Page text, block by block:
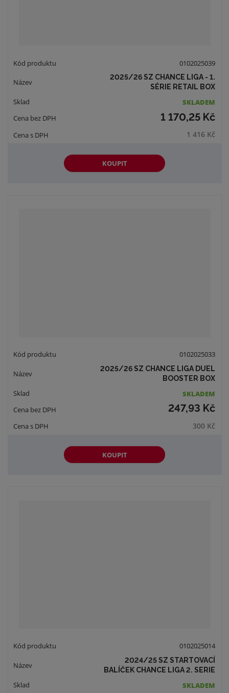
0102025039
2025/26 SZ CHANCE LIGA - 1.
SÉRIE RETAIL BOX
SKLADEM
1 170,25 Kč
1 416 Kč
KOUPIT
0102025033
2025/26 SZ CHANCE LIGA DUEL
BOOSTER BOX
SKLADEM
247,93 Kč
300 Kč
KOUPIT
0102025014
2024/25 SZ STARTOVACÍ
BALÍČEK CHANCE LIGA 2. SERIE
SKLADEM